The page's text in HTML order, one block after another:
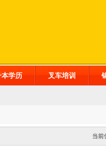
本学历 叉车培训
当前